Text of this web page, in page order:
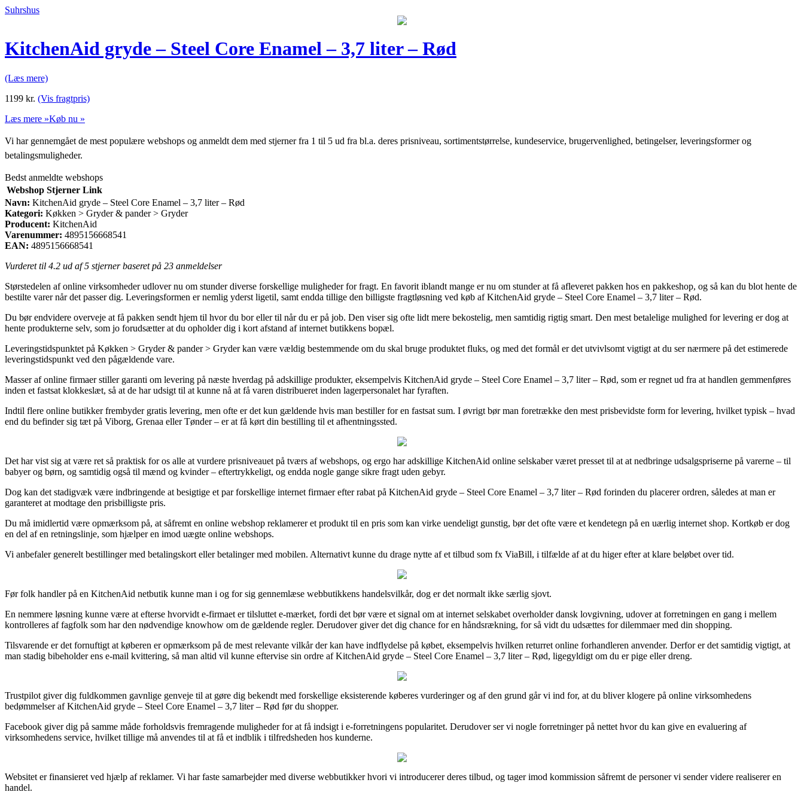
Suhrshus
KitchenAid gryde – Steel Core Enamel – 3,7 liter – Rød
(Læs mere)
1199 kr. (Vis fragtpris)
Læs mere »Køb nu »
Vi har gennemgået de mest populære webshops og anmeldt dem med stjerner fra 1 til 5 ud fra bl.a. deres prisniveau, sortimentstørrelse, kundeservice, brugervenlighed, betingelser, leveringsformer og
betalingsmuligheder.
Bedst anmeldte webshops
Webshop Stjerner Link
Navn: KitchenAid gryde – Steel Core Enamel – 3,7 liter – Rød
Kategori: Køkken > Gryder & pander > Gryder
Producent: KitchenAid
Varenummer: 4895156668541
EAN: 4895156668541
Vurderet til 4.2 ud af 5 stjerner baseret på 23 anmeldelser
Størstedelen af online virksomheder udlover nu om stunder diverse forskellige muligheder for fragt. En favorit iblandt mange er nu om stunder at få afleveret pakken hos en pakkeshop, og så kan du blot hente de
bestilte varer når det passer dig. Leveringsformen er nemlig yderst ligetil, samt endda tillige den billigste fragtløsning ved køb af KitchenAid gryde – Steel Core Enamel – 3,7 liter – Rød.
Du bør endvidere overveje at få pakken sendt hjem til hvor du bor eller til når du er på job. Den viser sig ofte lidt mere bekostelig, men samtidig rigtig smart. Den mest betalelige mulighed for levering er dog at
hente produkterne selv, som jo forudsætter at du opholder dig i kort afstand af internet butikkens bopæl.
Leveringstidspunktet på Køkken > Gryder & pander > Gryder kan være vældig bestemmende om du skal bruge produktet fluks, og med det formål er det utvivlsomt vigtigt at du ser nærmere på det estimerede
leveringstidspunkt ved den pågældende vare.
Masser af online firmaer stiller garanti om levering på næste hverdag på adskillige produkter, eksempelvis KitchenAid gryde – Steel Core Enamel – 3,7 liter – Rød, som er regnet ud fra at handlen gemmenføres
inden et fastsat klokkeslæt, så at de har udsigt til at kunne nå at få varen distribueret inden lagerpersonalet har fyraften.
Indtil flere online butikker frembyder gratis levering, men ofte er det kun gældende hvis man bestiller for en fastsat sum. I øvrigt bør man foretrække den mest prisbevidste form for levering, hvilket typisk – hvad
end du befinder sig tæt på Viborg, Grenaa eller Tønder – er at få kørt din bestilling til et afhentningssted.
Det har vist sig at være ret så praktisk for os alle at vurdere prisniveauet på tværs af webshops, og ergo har adskillige KitchenAid online selskaber været presset til at at nedbringe udsalgspriserne på varerne – til
babyer og børn, og samtidig også til mænd og kvinder – eftertrykkeligt, og endda nogle gange sikre fragt uden gebyr.
Dog kan det stadigvæk være indbringende at besigtige et par forskellige internet firmaer efter rabat på KitchenAid gryde – Steel Core Enamel – 3,7 liter – Rød forinden du placerer ordren, således at man er
garanteret at modtage den prisbilligste pris.
Du må imidlertid være opmærksom på, at såfremt en online webshop reklamerer et produkt til en pris som kan virke uendeligt gunstig, bør det ofte være et kendetegn på en uærlig internet shop. Kortkøb er dog
en del af en retningslinje, som hjælper en imod uægte online webshops.
Vi anbefaler generelt bestillinger med betalingskort eller betalinger med mobilen. Alternativt kunne du drage nytte af et tilbud som fx ViaBill, i tilfælde af at du higer efter at klare beløbet over tid.
Før folk handler på en KitchenAid netbutik kunne man i og for sig gennemlæse webbutikkens handelsvilkår, dog er det normalt ikke særlig sjovt.
En nemmere løsning kunne være at efterse hvorvidt e-firmaet er tilsluttet e-mærket, fordi det bør være et signal om at internet selskabet overholder dansk lovgivning, udover at forretningen en gang i mellem
kontrolleres af fagfolk som har den nødvendige knowhow om de gældende regler. Derudover giver det dig chance for en håndsrækning, for så vidt du udsættes for dilemmaer med din shopping.
Tilsvarende er det fornuftigt at køberen er opmærksom på de mest relevante vilkår der kan have indflydelse på købet, eksempelvis hvilken returret online forhandleren anvender. Derfor er det samtidig vigtigt, at
man stadig bibeholder ens e-mail kvittering, så man altid vil kunne eftervise sin ordre af KitchenAid gryde – Steel Core Enamel – 3,7 liter – Rød, ligegyldigt om du er pige eller dreng.
Trustpilot giver dig fuldkommen gavnlige genveje til at gøre dig bekendt med forskellige eksisterende køberes vurderinger og af den grund går vi ind for, at du bliver klogere på online virksomhedens
bedømmelser af KitchenAid gryde – Steel Core Enamel – 3,7 liter – Rød før du shopper.
Facebook giver dig på samme måde forholdsvis fremragende muligheder for at få indsigt i e-forretningens popularitet. Derudover ser vi nogle forretninger på nettet hvor du kan give en evaluering af
virksomhedens service, hvilket tillige må anvendes til at få et indblik i tilfredsheden hos kunderne.
Websitet er finansieret ved hjælp af reklamer. Vi har faste samarbejder med diverse webbutikker hvori vi introducerer deres tilbud, og tager imod kommission såfremt de personer vi sender videre realiserer en
handel.